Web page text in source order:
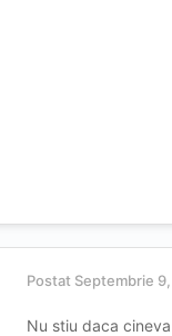
Postat Septembrie
Nu stiu daca